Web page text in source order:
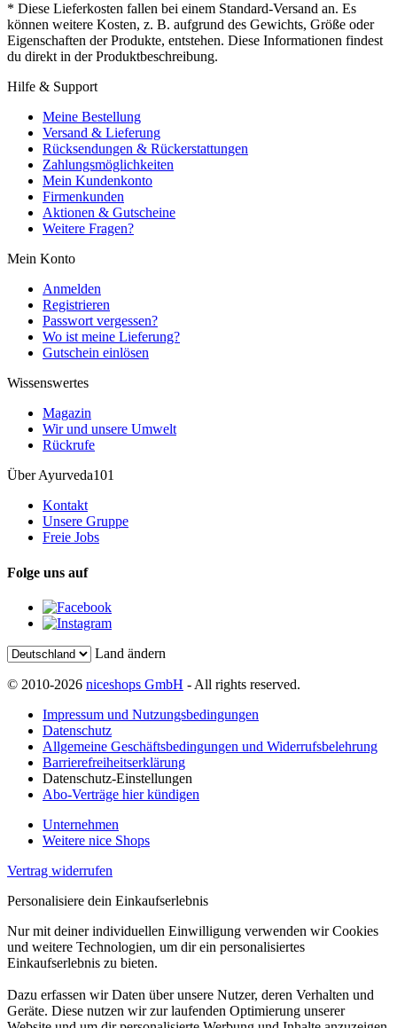
* Diese Lieferkosten fallen bei einem Standard-Versand an. Es
können weitere Kosten, z. B. aufgrund des Gewichts, Größe oder
Eigenschaften der Produkte, entstehen. Diese Informationen findest
du direkt in der Produktbeschreibung.
Hilfe & Support
Meine Bestellung
Versand & Lieferung
Rücksendungen & Rückerstattungen
Zahlungsmöglichkeiten
Mein Kundenkonto
Firmenkunden
Aktionen & Gutscheine
Weitere Fragen?
Mein Konto
Anmelden
Registrieren
Passwort vergessen?
Wo ist meine Lieferung?
Gutschein einlösen
Wissenswertes
Magazin
Wir und unsere Umwelt
Rückrufe
Über Ayurveda101
Kontakt
Unsere Gruppe
Freie Jobs
Folge uns auf
Land ändern
© 2010-2026 niceshops GmbH - All rights reserved.
Impressum und Nutzungsbedingungen
Datenschutz
Allgemeine Geschäftsbedingungen und Widerrufsbelehrung
Barrierefreiheitserklärung
Datenschutz-Einstellungen
Abo-Verträge hier kündigen
Unternehmen
Weitere nice Shops
Vertrag widerrufen
Personalisiere dein Einkaufserlebnis
Nur mit deiner individuellen Einwilligung verwenden wir Cookies
und weitere Technologien, um dir ein personalisiertes
Einkaufserlebnis zu bieten.
Dazu erfassen wir Daten über unsere Nutzer, deren Verhalten und
Geräte. Diese nutzen wir zur laufenden Optimierung unserer